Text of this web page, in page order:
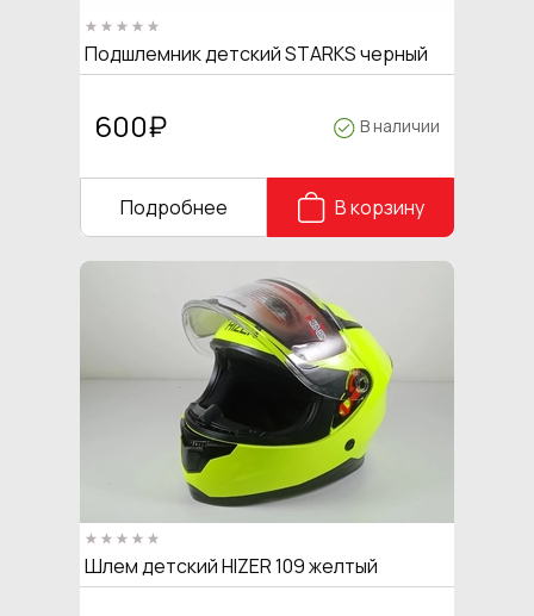
Подшлемник детский STARKS черный
600₽ В наличии
Подробнее В корзину
Шлем детский HIZER 109 желтый